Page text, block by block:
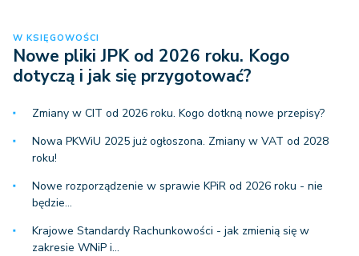
W KSIĘGOWOŚCI
Nowe pliki JPK od 2026 roku. Kogo
dotyczą i jak się przygotować?
Zmiany w CIT od 2026 roku. Kogo dotkną nowe przepisy?
Nowa PKWiU 2025 już ogłoszona. Zmiany w VAT od 2028
roku!
Nowe rozporządzenie w sprawie KPiR od 2026 roku - nie
będzie…
Krajowe Standardy Rachunkowości - jak zmienią się w
zakresie WNiP i…